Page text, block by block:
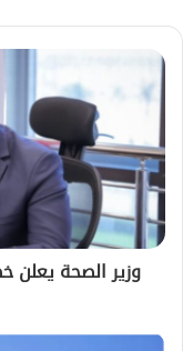
وزير الصحة يعلن